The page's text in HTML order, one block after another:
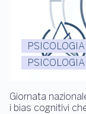
Giornata
i bias cognitivi